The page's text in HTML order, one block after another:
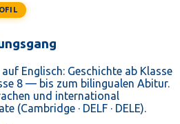
Englisch: Geschichte ab Klasse
8 — bis zum bilingualen Abitur.
und international
(Cambridge · DELF · DELE).